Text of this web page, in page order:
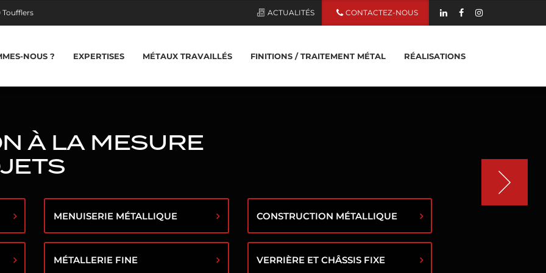
Toufflers ACTUALITÉS CONTACTEZ-NOUS
NOUS ? EXPERTISES
PORTAIL / PORTILLON
TRAPPE EN MÉTAL
MÉTAUX TRAVAILLÉS FINITIONS / TRAITEMENT MÉTAL RÉALISATIONS
DE LA MENUISERIE MÉTALLIQUE
À LA FERRONNERIE
FER
INOX
ACIER
LAITON